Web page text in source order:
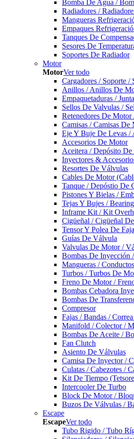
Bomba De Agua /
Radiadores /
Mangueras
Empaques
Tanques De
Sesores De
Soportes De Radiador
Motor
MotorVer todo
Cargadores / Soporte
Anillos / Anillos De
Empaquetaduras /
Sellos De Valvulas /
Retenedores De
Camisas / Camisas De
Eje Y Buje De Levas /
Accesorios De Motor
Aceitera / Depósito
Inyectores &
Resortes De Válvulas
Cables De Motor
Tanque / Depóstio De
Pistones Y Bielas /
Tejas Y Bujes /
Inframe Kit / Kit
Cigüeñal / Cigüeñal
Tensor Y Polea De
Guías De Válvula
Valvulas De Motor /
Bombas De Inyección
Mangueras /
Turbos / Turbos De
Freno De Motor /
Bombas Cebadora
Bombas De
Compresor
Fajas / Bandas /
Manifold / Colector /
Bombas De Aceite /
Fan Clutch
Asiento De Válvulas
Camisa De Inyector /
Culatas / Cabezotes /
Kit De Tiempo
Intercooler De Turbo
Block De Motor /
Buzos De Válvulas /
Escape
EscapeVer todo
Tubo Rigido / Tubo